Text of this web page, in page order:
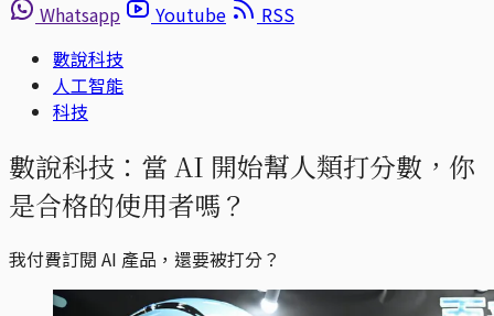
Whatsapp
Youtube
RSS
數說科技
人工智能
科技
數說科技：當 AI 開始幫人類打分數，你
是合格的使用者嗎？
我付費訂閱 AI 產品，還要被打分？